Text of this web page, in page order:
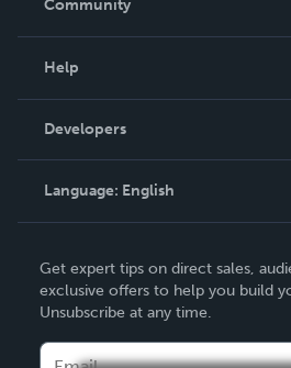
Community
Podcast
Help
Order Lookup
Knowledge Base
Contact Support
Developers
Language: English
Deutsch
Français
Italiano
Get expert tips on direct sales,
exclusive offers to help you build
Unsubscribe at any time.